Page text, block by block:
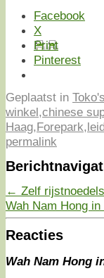
Facebook
X
Print
Pinterest
Geplaatst in
winkel,chinese
Haag,Forepark,
permalink
← Zelf
Wah Nam Hong in
Reacties
Wah Nam Hong